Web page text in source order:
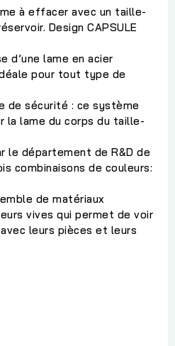
à effacer avec un taille-
Design CAPSULE
d’une lame en acier
pour tout type de
de sécurité : ce système
la lame du corps du taille-
le département de R&D de
combinaisons de couleurs:
de matériaux
vives qui permet de voir
leurs pièces et leurs